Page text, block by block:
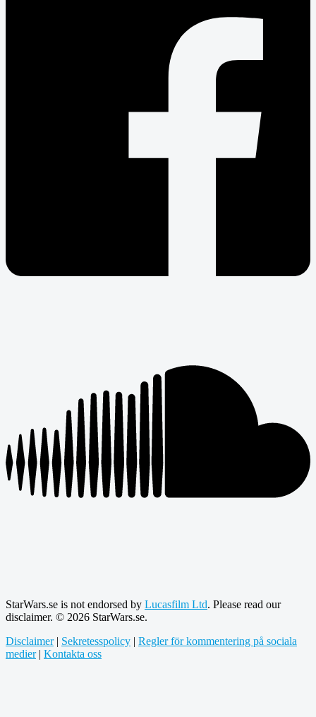
StarWars.se is not endorsed by Lucasfilm Ltd. Please read our
disclaimer. © 2026 StarWars.se.
Disclaimer| Sekretesspolicy | Regler för kommentering på sociala
medier| Kontakta oss